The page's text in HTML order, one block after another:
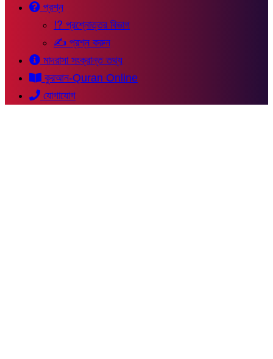
প্রশ্ন
⁉ প্রশ্নোত্তর বিভাগ
✍ প্রশ্ন করুন
মাদরাসা সংক্রান্ত তথ্য
কুরআন-Quran Online
যোগাযোগ